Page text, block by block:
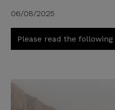
06/08/2025
Please read the following